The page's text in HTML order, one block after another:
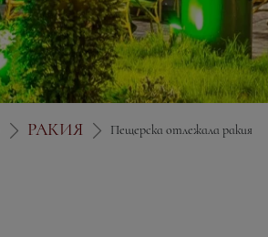
РАКИЯ Пещерска отлежала ракия